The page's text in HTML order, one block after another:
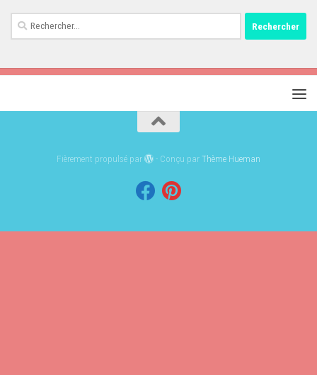
Rechercher :
Fièrement propulsé par - Conçu parThème Hueman